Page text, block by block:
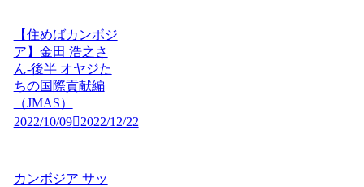
【住めばカンボジ
ア】金田 浩之さ
ん-後半 オヤジた
ちの国際貢献編
（JMAS）
2022/10/09
2022/12/22
カンボジア サッ